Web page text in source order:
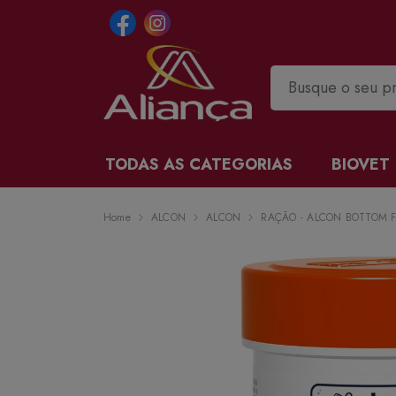
TODAS AS CATEGORIAS BIOVET
Home ALCON ALCON RAÇÃO - ALCON BOTTOM